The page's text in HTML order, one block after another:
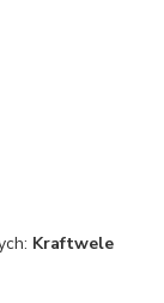
Kraftwele